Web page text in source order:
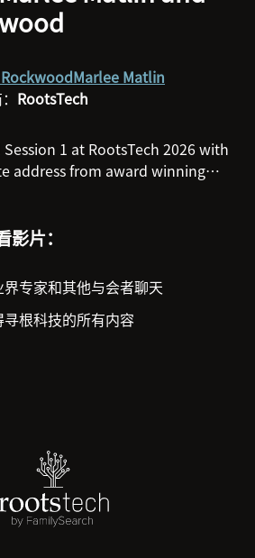
Marlee Matlin
RootsTech
1 at RootsTech 2026 with
address from award winning
FamilySearch CEO Steve
影片：
界专家和其他与会者聊天
寻根科技的所有内容